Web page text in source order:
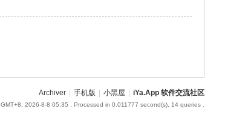
Archiver 手机版 小黑屋 iYa.App 软件交流社区
GMT+8, 2026-8-8 05:35 , Processed in 0.011777 second(s), 14 queries .